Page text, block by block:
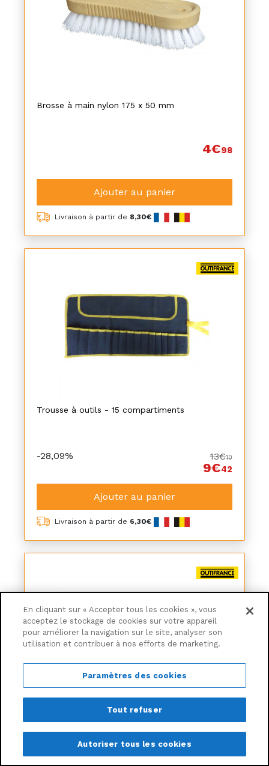
Brosse à main nylon 175 x 50 mm
4€98
Ajouter au panier
Livraison à partir de 8,30€
Trousse à outils - 15 compartiments
-28,09% 13€10
9€42
Ajouter au panier
Livraison à partir de 6,30€
Pierre à gréser grain 24
En cliquant sur « Accepter tous les cookies », vous
acceptez le stockage de cookies sur votre appareil
pour améliorer la navigation sur le site, analyser son
utilisation et contribuer à nos efforts de marketing.
Paramètres des cookies
Tout refuser
Autoriser tous les cookies